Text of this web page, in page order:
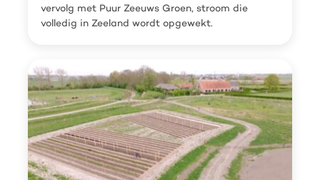
vervolg met Puur Zeeuws Groen, stroom die
volledig in Zeeland wordt opgewekt.